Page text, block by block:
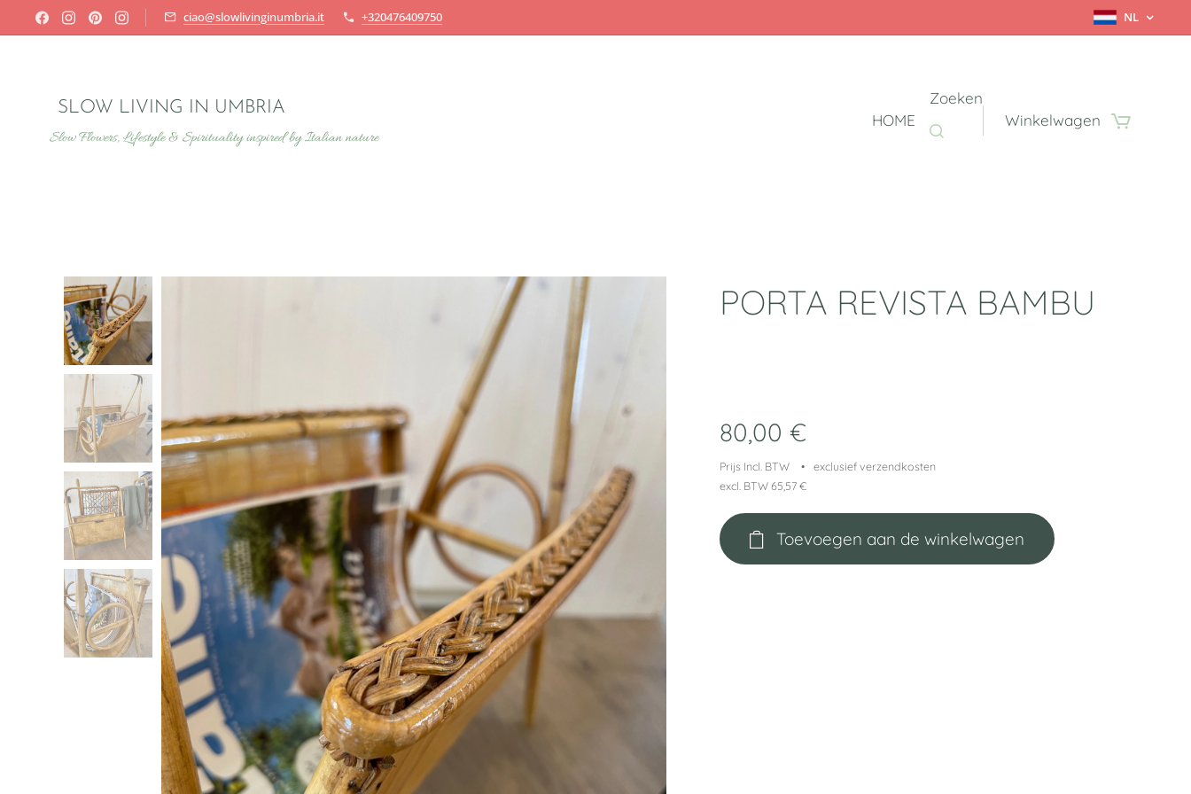
ciao@slowlivinginumbria.it +320476409750 NL
SLOW LIVING IN UMBRIA
Slow Flowers, Lifestyle & Spirituality inspired by Italian nature
HOME
Zoeken
Winkelwagen
PORTA REVISTA BAMBU
80,00 €
Prijs Incl. BTW
exclusief verzendkosten
excl. BTW 65,57 €
Toevoegen aan de winkelwagen